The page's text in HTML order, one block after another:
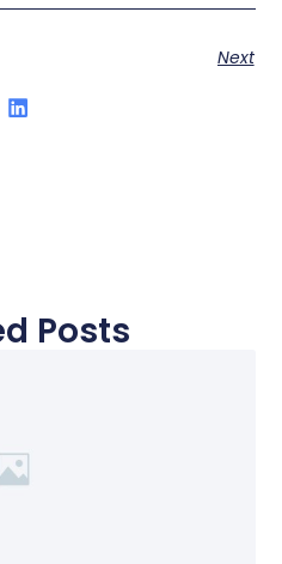
Next
Posts